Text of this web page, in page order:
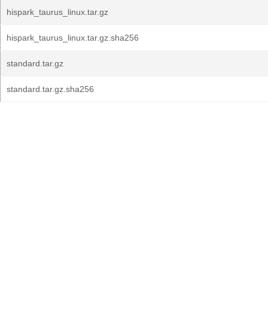
hispark_taurus_linux.tar.gz
hispark_taurus_linux.tar.gz.sha256
standard.tar.gz
standard.tar.gz.sha256